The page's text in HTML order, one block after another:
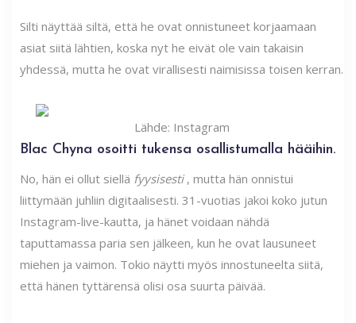
Silti näyttää siltä, ​​että he ovat onnistuneet korjaamaan
asiat siitä lähtien, koska nyt he eivät ole vain takaisin
yhdessä, mutta he ovat virallisesti naimisissa toisen kerran.
Lähde: Instagram
Blac Chyna osoitti tukensa osallistumalla hääihin.
No, hän ei ollut siellä fyysisesti, mutta hän onnistui
liittymään juhliin digitaalisesti. 31-vuotias jakoi koko jutun
Instagram-live-kautta, ja hänet voidaan nähdä
taputtamassa paria sen jälkeen, kun he ovat lausuneet
miehen ja vaimon. Tokio näytti myös innostuneelta siitä,
että hänen tyttärensä olisi osa suurta päivää.